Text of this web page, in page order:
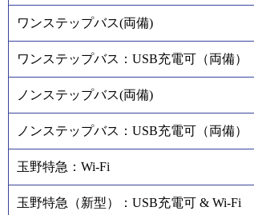
ワンステップバス(両備)
ワンステップバス：USB充電可（両備）
ノンステップバス(両備)
ノンステップバス：USB充電可（両備）
玉野特急：Wi-Fi
玉野特急（新型）：USB充電可 & Wi-Fi